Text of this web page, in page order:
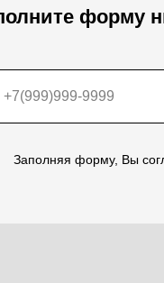
Заполняя форму, Вы